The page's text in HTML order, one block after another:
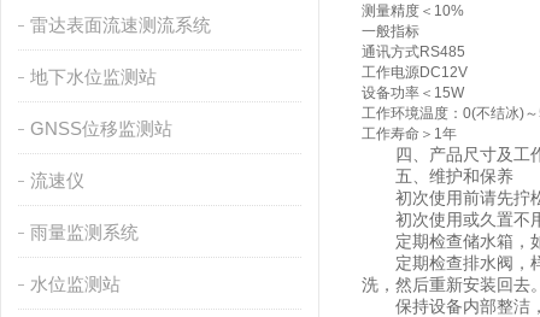
雷达表面流速测流系统
地下水位监测站
GNSS位移监测站
流速仪
雨量监测系统
水位监测站
测量精度 ＜10%
一般指标
通讯方式RS485
工作电源DC12V
设备功率 ＜15W
工作环境温度：0(不结冰)
工作寿命 ＞1年
四、产品尺寸及工
五、维护和保养
初次使用前请先拧松
初次使用或久置不用
定期检查储水箱，如
定期检查排水阀，样
洗，然后重新安装回去
保持设备内部整洁，